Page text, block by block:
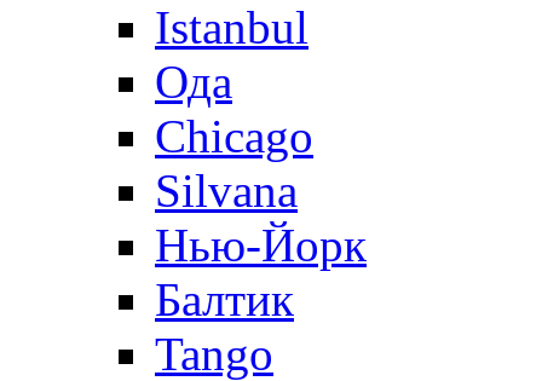
Istanbul
Ода
Chicago
Silvana
Нью-Йорк
Балтик
Tango